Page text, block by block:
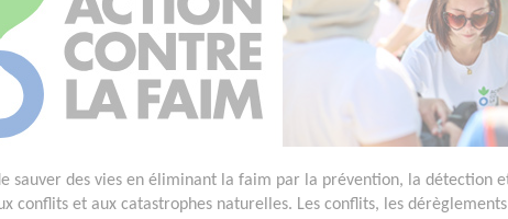
sauver des vies en éliminant la faim par la prévention, la
conflits et aux catastrophes naturelles. Les conflits, les